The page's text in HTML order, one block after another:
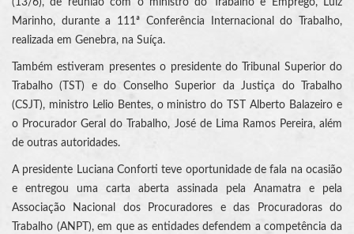
(13/6), de reunião com o ministro do Trabalho e Emprego, Luiz
Marinho, durante a 111ª Conferência Internacional do Trabalho,
realizada em Genebra, na Suíça.
Também estiveram presentes o presidente do Tribunal Superior do
Trabalho (TST) e do Conselho Superior da Justiça do Trabalho
(CSJT), ministro Lelio Bentes, o ministro do TST Alberto Balazeiro e
o Procurador Geral do Trabalho, José de Lima Ramos Pereira, além
de outras autoridades.
A presidente Luciana Conforti teve oportunidade de fala na ocasião
e entregou uma carta aberta assinada pela Anamatra e pela
Associação Nacional dos Procuradores e das Procuradoras do
Trabalho (ANPT), em que as entidades defendem a competência da